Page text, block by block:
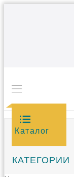
Каталог
КАТЕГОРИИ